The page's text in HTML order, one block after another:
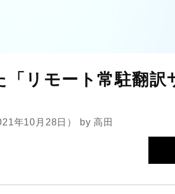
「リモート常駐翻訳
年10月28日） by高田